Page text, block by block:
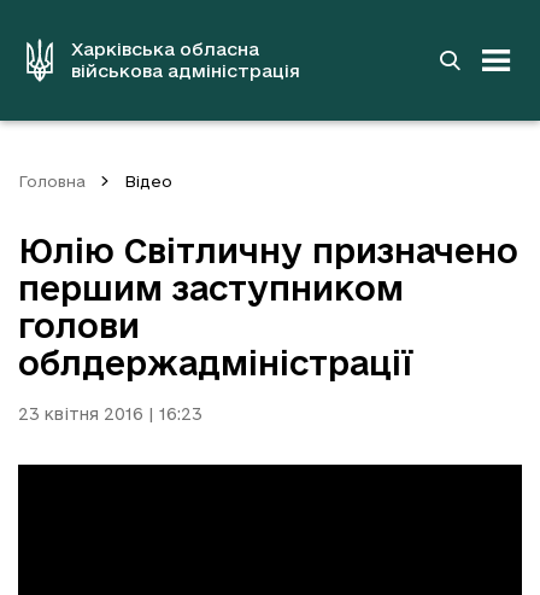
вмістуХарківська обласна
військова адміністрація
Головна Відео
Юлію Світличну призначено
першим заступником
голови
облдержадміністрації
23 квітня 2016 | 16:23